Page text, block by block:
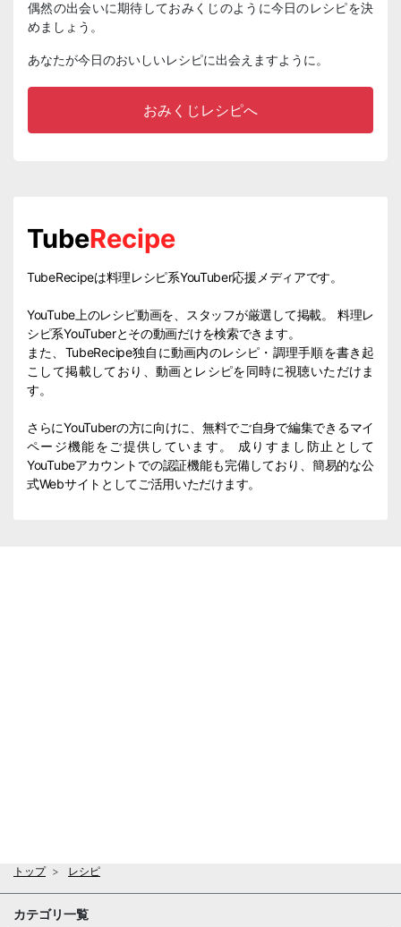
偶然の出会いに期待しておみくじのように今日のレシピを決
めましょう。
あなたが今日のおいしいレシピに出会えますように。
おみくじレシピへ
TubeRecipe
TubeRecipeは料理レシピ系YouTuber応援メディアです。
YouTube上のレシピ動画を、スタッフが厳選して掲載。 料理レ
シピ系YouTuberとその動画だけを検索できます。
また、TubeRecipe独自に動画内のレシピ・調理手順を書き起
こして掲載しており、動画とレシピを同時に視聴いただけま
す。
さらにYouTuberの方に向けに、無料でご自身で編集できるマイ
ページ機能をご提供しています。 成りすまし防止として
YouTubeアカウントでの認証機能も完備しており、簡易的な公
式Webサイトとしてご活用いただけます。
トップ レシピ
カテゴリ一覧